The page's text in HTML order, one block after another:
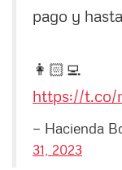
pago y
👩🏻‍💻
https://t.co/
— Hacienda
31, 2023